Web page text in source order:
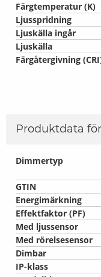
Färgtemperatur (K)
Ljusspridning
Ljuskälla ingår
Ljuskälla
Färgåtergivning
Produktdata
Dimmertyp
GTIN
Energimärkning
Effektfaktor (PF)
Med ljussensor
Med rörelsesensor
Dimbar
IP-klass